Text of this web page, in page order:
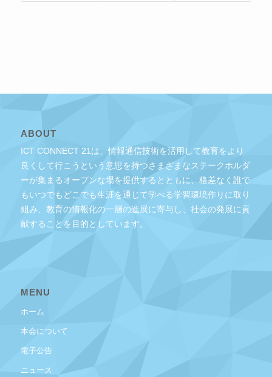
ABOUT
ICT CONNECT 21は、情報通信技術を活用して教育をより
良くして行こうという意思を持つさまざまなステークホルダ
ーが集まるオープンな場を提供するとともに、格差なく誰で
もいつでもどこでも生涯を通じて学べる学習環境作りに取り
組み、教育の情報化の一層の進展に寄与し、社会の発展に貢
献することを目的としています。
MENU
ホーム
本会について
電子公告
ニュース